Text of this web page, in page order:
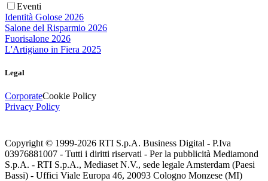
Eventi
Identità Golose 2026
Salone del Risparmio 2026
Fuorisalone 2026
L'Artigiano in Fiera 2025
Legal
CorporateCookie Policy
Privacy Policy
Copyright © 1999-2026 RTI S.p.A. Business Digital - P.Iva
03976881007 - Tutti i diritti riservati - Per la pubblicità Mediamond
S.p.A. - RTI S.p.A., Mediaset N.V., sede legale Amsterdam (Paesi
Bassi) - Uffici Viale Europa 46, 20093 Cologno Monzese (MI)